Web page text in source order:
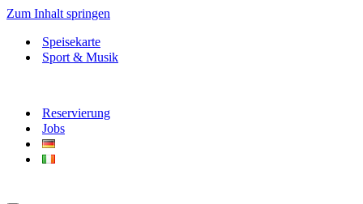
Zum Inhalt springen
Speisekarte
Sport & Musik
Reservierung
Jobs